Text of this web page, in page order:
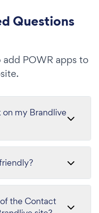
Questions
POWR apps to
my Brandlive
the Contact